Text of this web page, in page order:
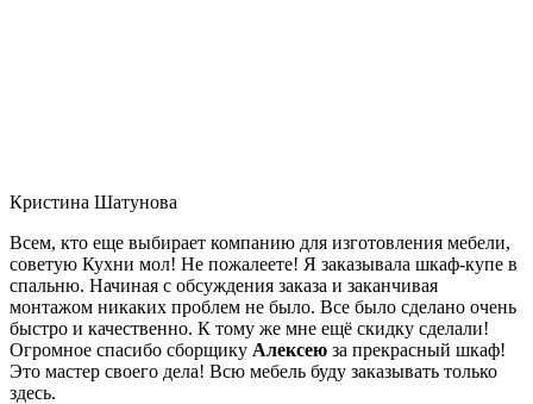
Кристина Шатунова
Всем, кто еще выбирает компанию для изготовления мебели,
советую Кухни мол! Не пожалеете! Я заказывала шкаф-купе в
спальню. Начиная с обсуждения заказа и заканчивая
монтажом никаких проблем не было. Все было сделано очень
быстро и качественно. К тому же мне ещё скидку сделали!
Огромное спасибо сборщику Алексею за прекрасный шкаф!
Это мастер своего дела! Всю мебель буду заказывать только
здесь.